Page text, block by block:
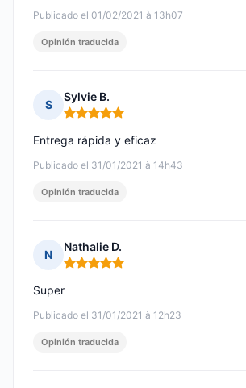
Publicado el 01/02/2021 à 13h07
Opinión traducida
S
Sylvie B.
Nota: 5 de 5
Publicado el 31/01/2021 à 14h43
Entrega rápida y eficaz
Opinión traducida
N
Nathalie D.
Nota: 5 de 5
Publicado el 31/01/2021 à 12h23
Super
Opinión traducida